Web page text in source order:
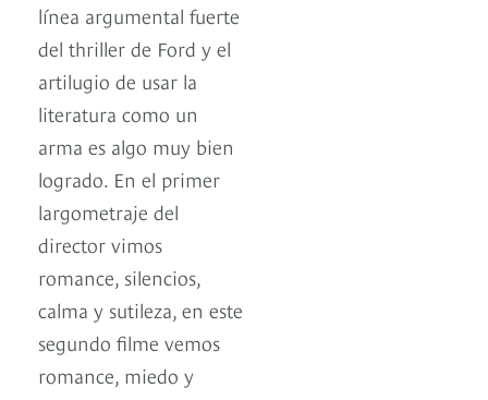
línea argumental fuerte
del thriller de Ford y el
artilugio de usar la
literatura como un
arma es algo muy bien
logrado. En el primer
largometraje del
director vimos
romance, silencios,
calma y sutileza, en este
segundo filme vemos
romance, miedo y